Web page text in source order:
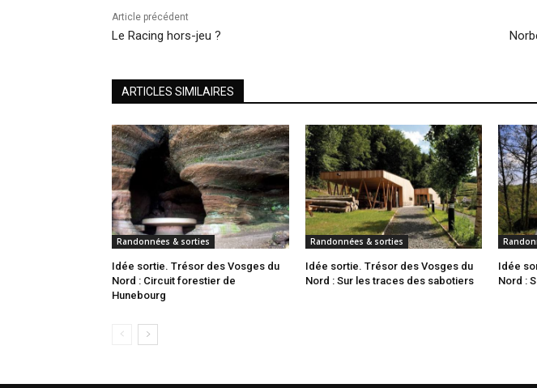
Article précédent
Le Racing hors-jeu ?
ARTICLES SIMILAIRES
Randonnées & sorties
Idée sortie. Trésor des Vosges du
Nord : Circuit forestier de
Hunebourg
Randonnées & sorties
Idée sortie. Trésor des Vosges du
Nord : Sur les traces des sabotiers
Idée
Nord :